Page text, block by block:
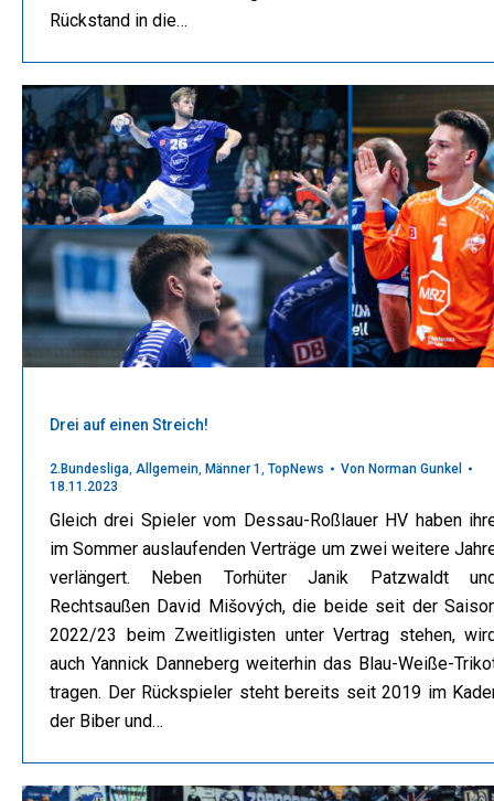
Rückstand in die…
Drei auf einen Streich!
2.Bundesliga, Allgemein, Männer 1 , TopNews Von Norman Gunkel
18.11.2023
Gleich drei Spieler vom Dessau-Roßlauer HV haben
im Sommer auslaufenden Verträge um zwei weitere
verlängert. Neben Torhüter Janik Patzwaldt
Rechtsaußen David Mišových, die beide seit der
2022/23 beim Zweitligisten unter Vertrag stehen,
auch Yannick Danneberg weiterhin das Blau-Weiße-
tragen. Der Rückspieler steht bereits seit 2019 im
der Biber und…